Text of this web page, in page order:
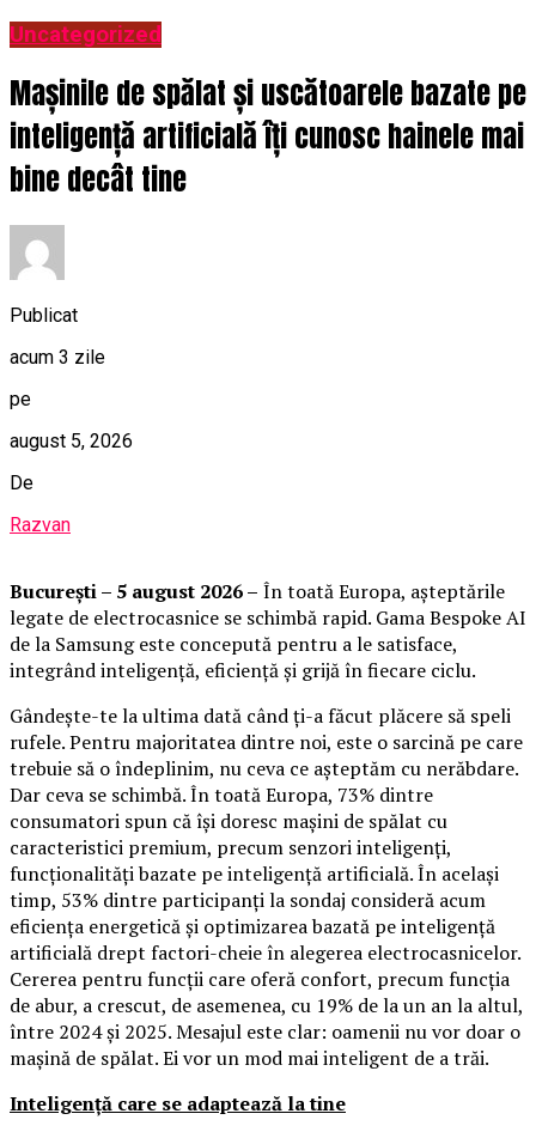
Uncategorized
Mașinile de spălat și uscătoarele bazate pe
inteligență artificială îți cunosc hainele mai
bine decât tine
Publicat
acum 3 zile
pe
august 5, 2026
De
Razvan
București – 5 august 2026 – În toată Europa, așteptările
legate de electrocasnice se schimbă rapid. Gama Bespoke AI
de la Samsung este concepută pentru a le satisface,
integrând inteligență, eficiență și grijă în fiecare ciclu.
Gândește-te la ultima dată când ți-a făcut plăcere să speli
rufele. Pentru majoritatea dintre noi, este o sarcină pe care
trebuie să o îndeplinim, nu ceva ce așteptăm cu nerăbdare.
Dar ceva se schimbă. În toată Europa, 73% dintre
consumatori spun că își doresc mașini de spălat cu
caracteristici premium, precum senzori inteligenți,
funcționalități bazate pe inteligență artificială. În același
timp, 53% dintre participanți la sondaj consideră acum
eficiența energetică și optimizarea bazată pe inteligență
artificială drept factori-cheie în alegerea electrocasnicelor.
Cererea pentru funcții care oferă confort, precum funcția
de abur, a crescut, de asemenea, cu 19% de la un an la altul,
între 2024 și 2025. Mesajul este clar: oamenii nu vor doar o
mașină de spălat. Ei vor un mod mai inteligent de a trăi.
Inteligență care se adaptează la tine